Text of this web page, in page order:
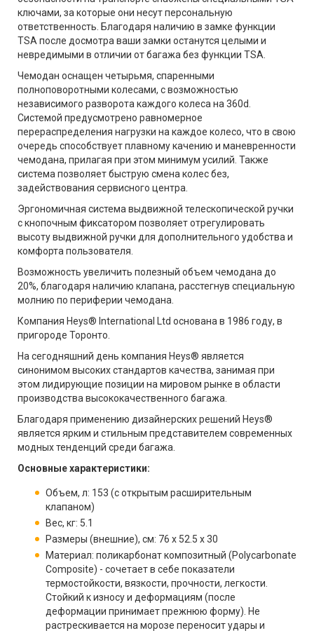
ключами, за которые они несут персональную
ответственность. Благодаря наличию в замке функции
TSA после досмотра ваши замки останутся целыми и
невредимыми в отличии от багажа без функции TSA.
Чемодан оснащен четырьмя, спаренными
полноповоротными колесами, с возможностью
независимого разворота каждого колеса на 360d.
Системой предусмотрено равномерное
перераспределения нагрузки на каждое колесо, что в свою
очередь способствует плавному качению и маневренности
чемодана, прилагая при этом минимум усилий. Также
система позволяет быструю смена колес без,
задействования сервисного центра.
Эргономичная система выдвижной телескопической ручки
с кнопочным фиксатором позволяет отрегулировать
высоту выдвижной ручки для дополнительного удобства и
комфорта пользователя.
Возможность увеличить полезный объем чемодана до
20%, благодаря наличию клапана, расстегнув специальную
молнию по периферии чемодана.
Компания Heys® International Ltd основана в 1986 году, в
пригороде Торонто.
На сегодняшний день компания Heys® является
синонимом высоких стандартов качества, занимая при
этом лидирующие позиции на мировом рынке в области
производства высококачественного багажа.
Благодаря применению дизайнерских решений Heys®
является ярким и стильным представителем современных
модных тенденций среди багажа.
Основные характеристики:
Объем, л: 153 (с открытым расширительным
клапаном)
Вес, кг: 5.1
Размеры (внешние), см: 76 x 52.5 x 30
Материал: поликарбонат композитный (Polycarbonate
Composite) - сочетает в себе показатели
термостойкости, вязкости, прочности, легкости.
Стойкий к износу и деформациям (после
деформации принимает прежнюю форму). Не
растрескивается на морозе переносит удары и